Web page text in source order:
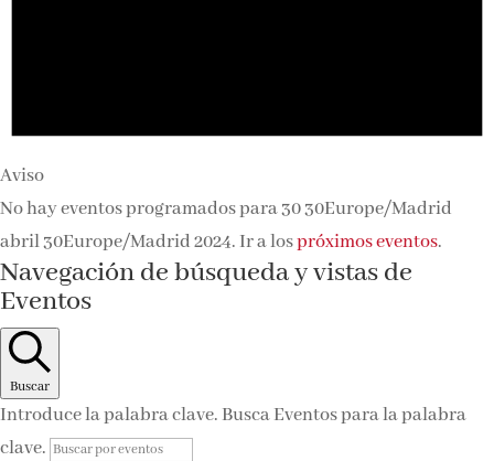
Aviso
No hay eventos programados para 30 30Europe/Madrid
abril 30Europe/Madrid 2024. Ir a lospróximos eventos.
Navegación de búsqueda y vistas de
Eventos
Buscar
Introduce la palabra clave. Busca Eventos para la palabra
clave.